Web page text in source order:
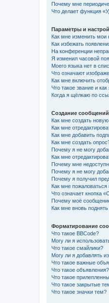
Почему мне
Что делает функция
Параметры и
Как мне изменить мои
Как избежать
На конференции
Я изменил часовой
Моего языка нет в
Что означают
Как мне включить
Что такое звание и
Когда я щёлкаю по
Создание сообщений
Как мне создать
Как мне
Как мне добавить
Как мне создать
Почему я не могу
Как мне
Почему мне
Почему я не могу
Почему я получил
Как мне
Что означает кнопка
Почему моё
Как мне вновь
Форматирование
Что такое BBCode?
Могу ли я
Что такое смайлики?
Могу ли я добавлять
Что такое важные
Что такое объявления?
Что такое
Что такое закрытые
Что такое значки тем?